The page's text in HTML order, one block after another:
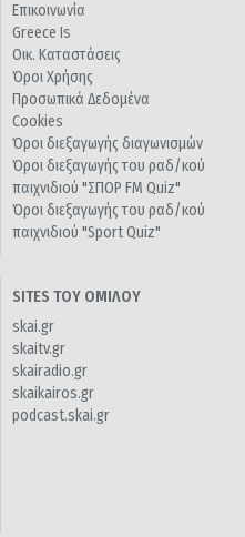
Επικοινωνία
Greece Is
Οικ. Καταστάσεις
Όροι Χρήσης
Προσωπικά Δεδομένα
Cookies
Όροι διεξαγωγής διαγωνισμών
Όροι διεξαγωγής του ραδ/κού
παιχνιδιού "ΣΠΟΡ FM Quiz"
Όροι διεξαγωγής του ραδ/κού
παιχνιδιού "Sport Quiz"
SITES ΤΟΥ ΟΜΙΛΟΥ
skai.gr
skaitv.gr
skairadio.gr
skaikairos.gr
podcast.skai.gr